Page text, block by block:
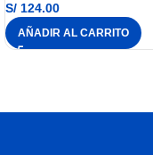
S/ 124.00
AÑADIR AL CARRITO